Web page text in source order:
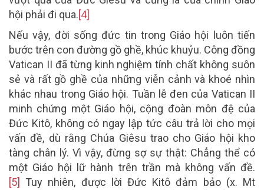
hội phải đi qua.[4]
Nếu vậy, đời sống đức tin trong Giáo hội luôn tiến
bước trên con đường gồ ghề, khúc khuỷu. Công đồng
Vatican II đã từng kinh nghiệm tính chất không suôn
sẻ và rất gồ ghề của những viễn cảnh và khoé nhìn
khác nhau trong Giáo hội. Tuần lễ đen của Vatican II
minh chứng một Giáo hội, cộng đoàn môn đệ của
Đức Kitô, không có ngay lập tức câu trả lời cho mọi
vấn đề, dù rằng Chúa Giêsu trao cho Giáo hội kho
tàng chân lý. Vì vậy, đừng sợ sự thật: Chẳng thể có
một Giáo hội lữ hành trên trần mà không vấn đề.
[5]
Tuy nhiên, được lời Đức Kitô đảm bảo (x. Mt